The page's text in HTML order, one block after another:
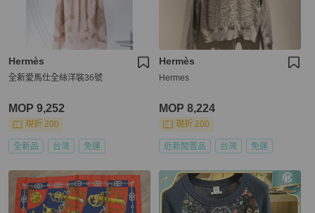
Hermès
全新愛馬仕全絲洋裝36號
MOP 9,252
現折 200
全新品 台灣 免運
Hermès
Hermes
MOP 8,224
現折 200
近新閒置品 台灣 免運